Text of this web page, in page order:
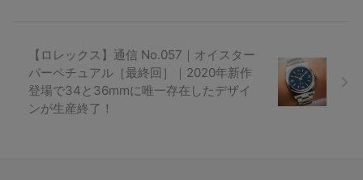
【ロレックス】通信 No.057｜オイスター
パーペチュアル［最終回］｜2020年新作
登場で34と36mmに唯一存在したデザイ
ンが生産終了！